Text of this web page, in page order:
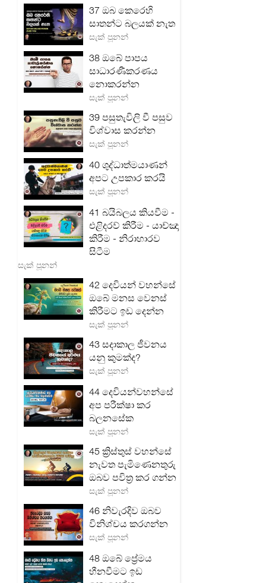
37 ඔබ කෙරෙහි
සාතන්ට බලයක් නැත
සැක් පූනන්
38 ඔබේ පාපය
සාධාරණීකරණය
නොකරන්න
සැක් පූනන්
39 පසුතැවිලි වී පසුව
විශ්වාස කරන්න
සැක් පූනන්
40 ශුද්ධාත්මයාණන්
අපට උපකාර කරයි
සැක් පූනන්
41 බයිබලය කියවීම -
එළිදරව් කිරීම - යාච්ඤා
කිරීම - නිරාහාරව
සිටීම
සැක් පූනන්
42 දෙවියන් වහන්සේ
ඔබේ මනස වෙනස්
කිරීමට ඉඩ දෙන්න
සැක් පූනන්
43 සදාකාල ජීවනය
යනු කුමක්ද?
සැක් පූනන්
44 දෙවියන්වහන්සේ
අප පරීක්ෂා කර
බලනසේක
සැක් පූනන්
45 ක්‍රිස්තුස් වහන්සේ
නැවත පැමිණෙනතුරු
ඔබව පවිත්‍ර කර ගන්න
සැක් පූනන්
46 නිවැරදිව ඔබව
විනිශ්චය කරගන්න
සැක් පූනන්
48 ඔබේ ප්‍රේමය
හීනවීමට ඉඩ